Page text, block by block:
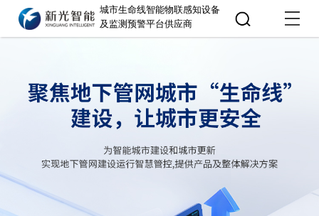
城市生命线智能物联感知设备
及监测预警平台供应商